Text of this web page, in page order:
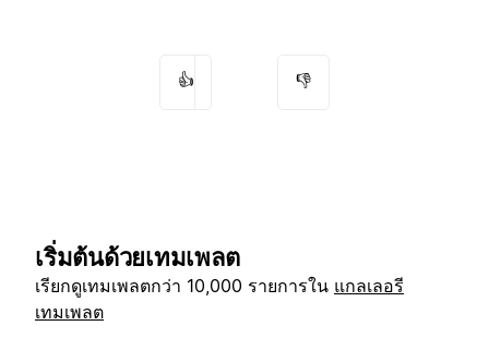
👍 👎
เริ่มต้นด้วยเทมเพลต
เรียกดูเทมเพลตกว่า 10,000 รายการใน แกลเลอรี
เทมเพลต